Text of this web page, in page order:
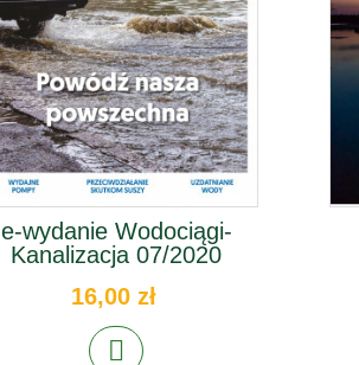
e-wydanie Wodociągi-
Kanalizacja 07/2020
16,00 zł